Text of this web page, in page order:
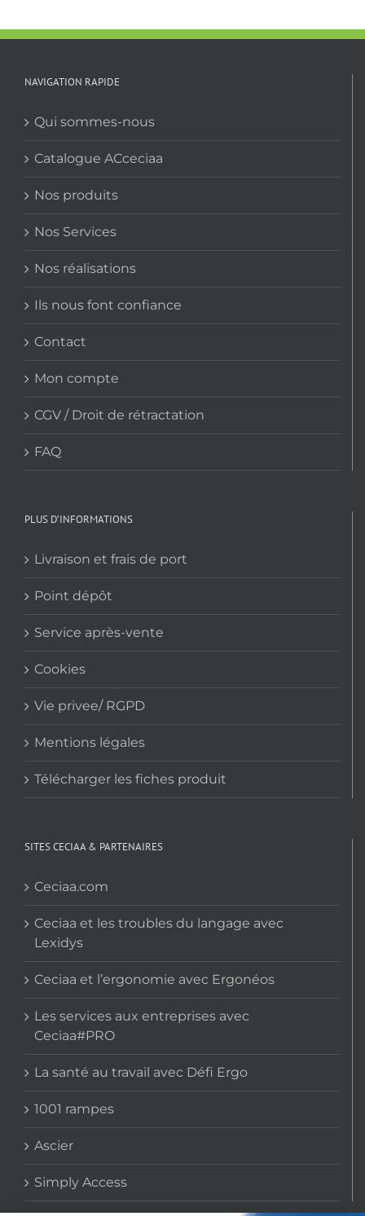
NAVIGATION RAPIDE
Qui sommes-nous
Catalogue ACceciaa
Nos produits
Nos Services
Nos réalisations
Ils nous font confiance
Contact
Mon compte
CGV / Droit de rétractation
FAQ
PLUS D’INFORMATIONS
Livraison et frais de port
Point dépôt
Service après-vente
Cookies
Vie privee/ RGPD
Mentions légales
Télécharger les fiches produit
SITES CECIAA & PARTENAIRES
Ceciaa.com
Ceciaa et les troubles du langage avec
Lexidys
Ceciaa et l’ergonomie avec Ergonéos
Les services aux entreprises avec
Ceciaa#PRO
La santé au travail avec Défi Ergo
1001 rampes
Ascier
Simply Access